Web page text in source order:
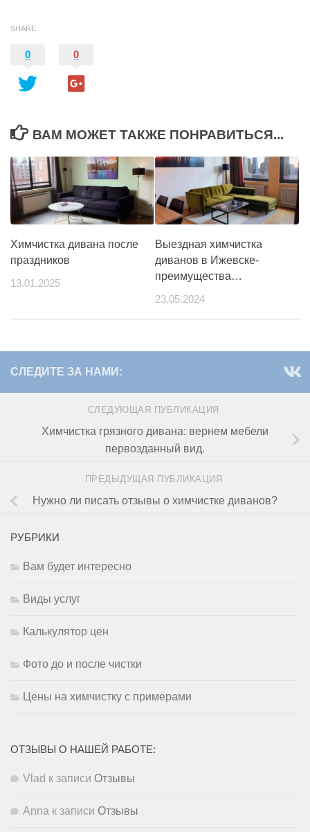
SHARE
0 0
ВАМ МОЖЕТ ТАКЖЕ ПОНРАВИТЬСЯ...
Химчистка дивана после
праздников
13.01.2025
Выездная химчистка
диванов в Ижевске-
преимущества…
23.05.2024
СЛЕДИТЕ ЗА НАМИ:
СЛЕДУЮЩАЯ ПУБЛИКАЦИЯ
Химчистка грязного дивана: вернем мебели
первозданный вид.
ПРЕДЫДУЩАЯ ПУБЛИКАЦИЯ
Нужно ли писать отзывы о химчистке диванов?
РУБРИКИ
Вам будет интересно
Виды услуг
Калькулятор цен
Фото до и после чистки
Цены на химчистку с примерами
ОТЗЫВЫ О НАШЕЙ РАБОТЕ:
Vlad к записи Отзывы
Anna к записи Отзывы